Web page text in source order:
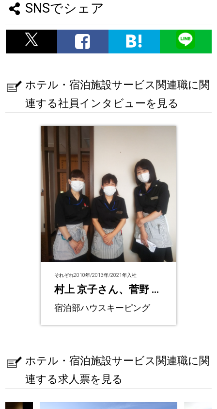
SNSでシェア
ホテル・宿泊施設サービス関連職に関
連する社員インタビューを見る
それぞれ2010年/2013年/2021年入社
村上 京子さん、菅野 円
さん、髙田 由美さん
宿泊部ハウスキーピング
ホテル・宿泊施設サービス関連職に関
連する求人票を見る